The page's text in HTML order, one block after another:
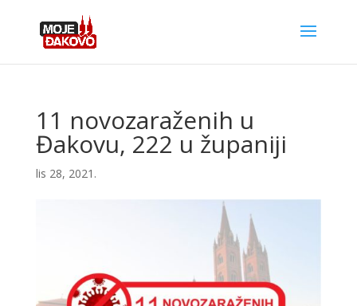
11 novozaraženih u
Đakovu, 222 u županiji
lis 28, 2021.